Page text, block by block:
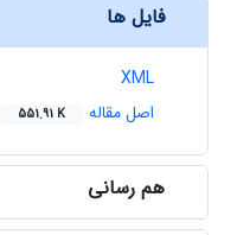
فایل ها
XML
اصل مقاله
551.91 K
هم رسانی